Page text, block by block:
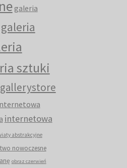
galeria
galeria
sztuki
gallerystore
internetowa
abstrakcyjne
nowoczesne
obraz czerwień